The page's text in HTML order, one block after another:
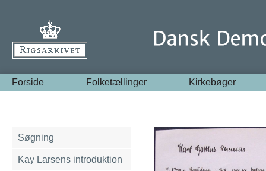
Forside Folketællinger Kirkebøger
Søgning
Kay Larsens introduktion